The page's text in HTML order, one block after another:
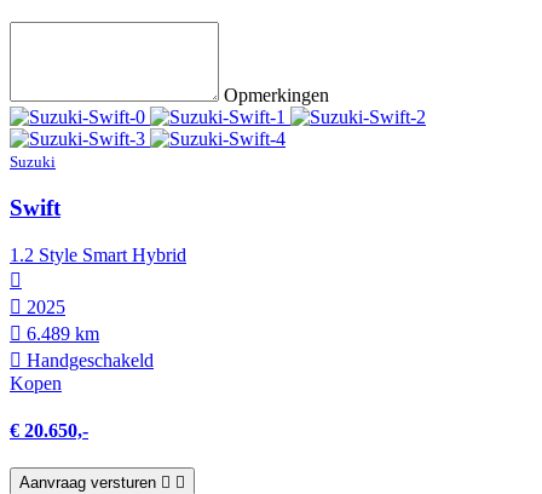
Opmerkingen
Suzuki
Swift
1.2 Style Smart Hybrid
2025
6.489 km
Hand­geschakeld
Kopen
€ 20.650,-
Aanvraag versturen